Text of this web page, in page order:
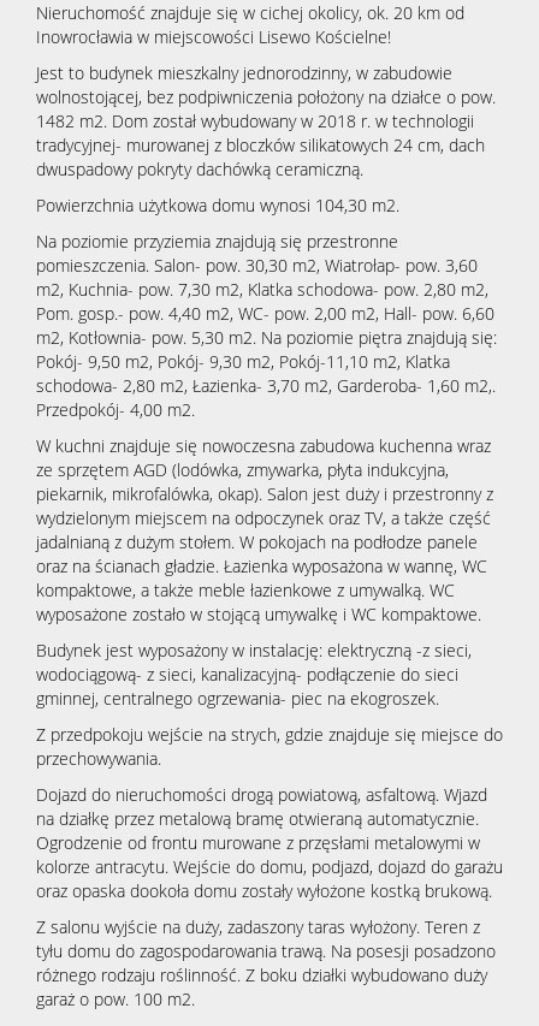
Nieruchomość znajduje się w cichej okolicy, ok. 20 km od
Inowrocławia w miejscowości Lisewo Kościelne!
Jest to budynek mieszkalny jednorodzinny, w zabudowie
wolnostojącej, bez podpiwniczenia położony na działce o pow.
1482 m2. Dom został wybudowany w 2018 r. w technologii
tradycyjnej- murowanej z bloczków silikatowych 24 cm, dach
dwuspadowy pokryty dachówką ceramiczną.
Powierzchnia użytkowa domu wynosi 104,30 m2.
Na poziomie przyziemia znajdują się przestronne
pomieszczenia. Salon- pow. 30,30 m2, Wiatrołap- pow. 3,60
m2, Kuchnia- pow. 7,30 m2, Klatka schodowa- pow. 2,80 m2,
Pom. gosp.- pow. 4,40 m2, WC- pow. 2,00 m2, Hall- pow. 6,60
m2, Kotłownia- pow. 5,30 m2. Na poziomie piętra znajdują się:
Pokój- 9,50 m2, Pokój- 9,30 m2, Pokój-11,10 m2, Klatka
schodowa- 2,80 m2, Łazienka- 3,70 m2, Garderoba- 1,60 m2,.
Przedpokój- 4,00 m2.
W kuchni znajduje się nowoczesna zabudowa kuchenna wraz
ze sprzętem AGD (lodówka, zmywarka, płyta indukcyjna,
piekarnik, mikrofalówka, okap). Salon jest duży i przestronny z
wydzielonym miejscem na odpoczynek oraz TV, a także część
jadalnianą z dużym stołem. W pokojach na podłodze panele
oraz na ścianach gładzie. Łazienka wyposażona w wannę, WC
kompaktowe, a także meble łazienkowe z umywalką. WC
wyposażone zostało w stojącą umywalkę i WC kompaktowe.
Budynek jest wyposażony w instalację: elektryczną -z sieci,
wodociągową- z sieci, kanalizacyjną- podłączenie do sieci
gminnej, centralnego ogrzewania- piec na ekogroszek.
Z przedpokoju wejście na strych, gdzie znajduje się miejsce do
przechowywania.
Dojazd do nieruchomości drogą powiatową, asfaltową. Wjazd
na działkę przez metalową bramę otwieraną automatycznie.
Ogrodzenie od frontu murowane z przęsłami metalowymi w
kolorze antracytu. Wejście do domu, podjazd, dojazd do garażu
oraz opaska dookoła domu zostały wyłożone kostką brukową.
Z salonu wyjście na duży, zadaszony taras wyłożony. Teren z
tyłu domu do zagospodarowania trawą. Na posesji posadzono
różnego rodzaju roślinność. Z boku działki wybudowano duży
garaż o pow. 100 m2.